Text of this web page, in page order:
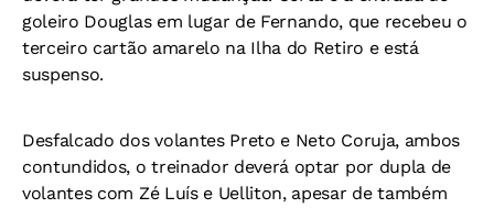
goleiro Douglas em lugar de Fernando, que recebeu o
terceiro cartão amarelo na Ilha do Retiro e está
suspenso.
Desfalcado dos volantes Preto e Neto Coruja, ambos
contundidos, o treinador deverá optar por dupla de
volantes com Zé Luís e Uelliton, apesar de também